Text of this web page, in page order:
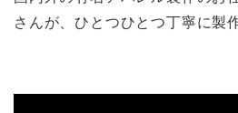
さんが、ひとつひとつ丁寧に製